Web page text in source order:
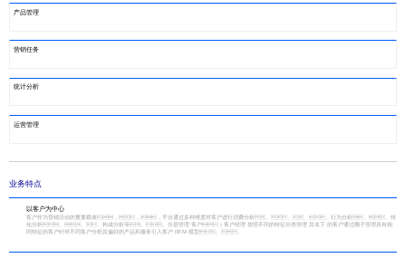
产品管理
营销任务
统计分析
运营管理
业务特点
以客户为中心
客户作为营销活动的重要载体，，，平台通过多种维度对客户进行消费分析、、、、行为分析、、转
化分析、、、构成分析等。。分层管理 客户；客户经理 按照不同的特征分类管理 其名下 的客户通过圈子管理具有相
同特征的客户针对不同客户分析其偏好的产品和服务引入客户 RFM 模型。。